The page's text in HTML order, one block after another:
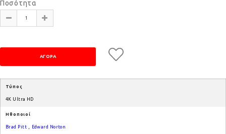
Ποσότητα
Τύπος
4K Ultra HD
Ηθοποιοί
Brad Pitt, Edward Norton